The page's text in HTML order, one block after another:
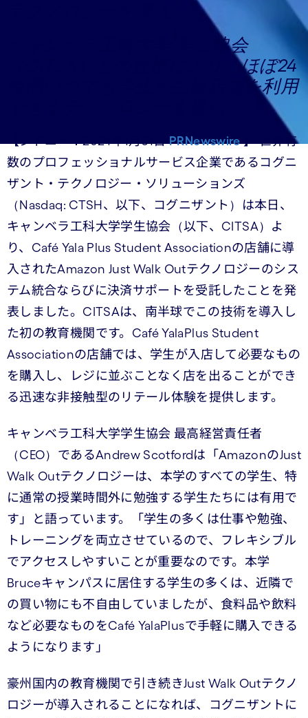
キャンベラ工科大学 学生協会
（CITSA）との提携により、ほぼ24
時間いつでも学生が生協店舗を利用
【シドニー：2024年1月31日PRNewswire】 世界有
数のプロフェッショナルサービス企業であるコグニ
ザント・テクノロジー・ソリューションズ
（Nasdaq: CTSH、以下、コグニザント）は本日、
キャンベラ工科大学学生協会（以下、CITSA）よ
り、Café Yala Plus Student Associationの店舗に導
入されたAmazon Just Walk Outテクノロジーのシス
テム統合ならびに決済サポートを受託したことを発
表しました。CITSAは、南半球でこの技術を導入し
た初の教育機関です。Café YalaPlus Student
Associationの店舗では、学生が入店して必要なもの
を購入し、レジに並ぶことなく店を出ることができ
る迅速な非接触型のリテール体験を提供します。
キャンベラ工科大学学生協会 最高経営責任者
（CEO）であるAndrew Scotfordは「AmazonのJust
Walk Outテクノロジーは、本学のすべての学生、特
に通常の授業時間外に勉強する学生たちには有用で
す」と語っています。「学生の多くは仕事や勉強、
トレーニングを両立させているので、フレキシブル
でアクセスしやすいことが重要なのです。本学
Bruceキャンパスに居住する学生の多くは、近隣で
の買い物にも不自由していましたが、食料品や飲料
など必要なものをCafé YalaPlusで手軽に購入できる
ようになります」
豪州国内の教育機関で引き続きJust Walk Outテクノ
ロジーが導入されることになれば、コグニザントに